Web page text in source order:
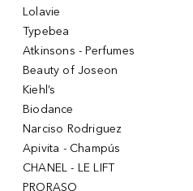
Lolavie
Typebea
Atkinsons - Perfumes
Beauty of Joseon
Kiehl’s
Biodance
Narciso Rodriguez
Apivita - Champús
CHANEL - LE LIFT
PRORASO